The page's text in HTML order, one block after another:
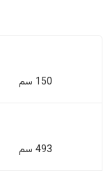
150 سم
493 سم